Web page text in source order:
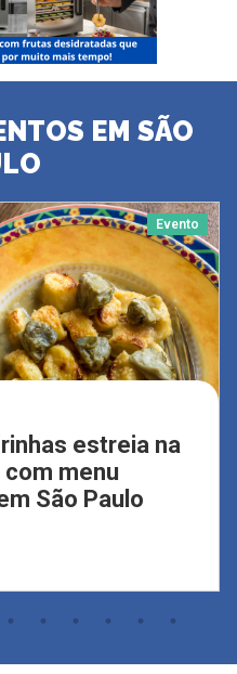
EM SÃO
Evento
estreia na
menu
São Paulo